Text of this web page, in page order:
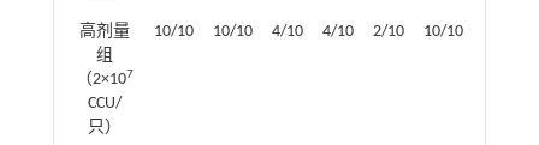
高剂量
组
（2×107
CCU/
只）
10/10 10/10 4/10 4/10 2/10 10/10